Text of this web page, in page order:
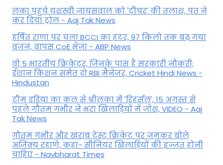
लंका पहुंचे यशस्वी जायसवाल को 'टीचर' की तलाश, पंत ने
कर द‍िया ट्रोल - Aaj Tak News
हर्षित राणा पर चला BCCI का हंटर, 97 किलो तक बढ़ गया
वजन, वापस CoE भेजा - ABP News
वो 5 भारतीय क्रिकेटर, जिनके पास है सरकारी नौकरी;
ईशान किशन समेत दो RBI मैनेजर, Cricket Hindi News -
Hindustan
टीम इंडिया का कल से श्रीलंका में 'रिहर्सल', 15 अगस्त से
पहले गौतम गंभीर ने भरा ख‍िलाड़‍ियों में जोश, VIDEO - Aaj
Tak News
गौतम गंभीर और खराब टेस्ट क्रिकेट पर जमकर बोले
अजिंक्य रहाणे, कहा- सीनियर खिलाड़ियों की इज्जत होनी
चाहिए - Navbharat Times